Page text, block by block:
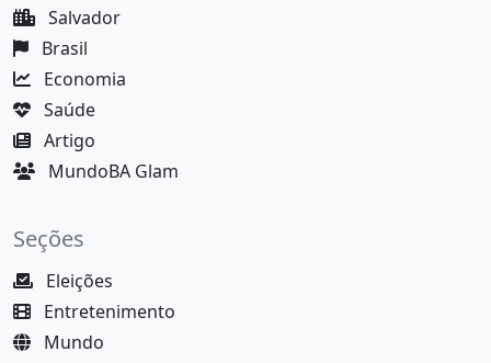
Salvador
Brasil
Economia
Saúde
Artigo
MundoBA Glam
Seções
Eleições
Entretenimento
Mundo